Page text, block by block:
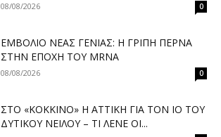
08/08/2026 0
ΕΜΒΌΛΙΟ ΝΈΑΣ ΓΕΝΙΆΣ: Η ΓΡΊΠΗ ΠΕΡΝΆ
ΣΤΗΝ ΕΠΟΧΉ ΤΟΥ MRNA
08/08/2026 0
ΣΤΟ «ΚΌΚΚΙΝΟ» Η ΑΤΤΙΚΉ ΓΙΑ ΤΟΝ ΙΌ ΤΟΥ
ΔΥΤΙΚΟΎ ΝΕΊΛΟΥ – ΤΙ ΛΈΝΕ ΟΙ...